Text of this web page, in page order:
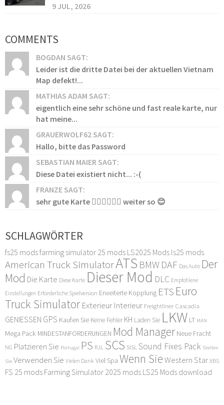
9 JUL, 2026
COMMENTS
BOGDAN SAGT:
Leider ist die dritte Datei bei der aktuellen Vietnam
Map defekt!...
MATHIAS ADAM SAGT:
eigentlich eine sehr schöne und fast reale karte, nur
hat meine...
GRAUERWOLF62 SAGT:
Hallo, bitte das Password
SEBASTIAN MAIER SAGT:
Diese Datei existiert nicht... :-(
FRANZE SAGT:
sehr gute Karte 👍🏻👍🏻👍🏻 weiter so 😊
SCHLAGWÖRTER
fs25 modsfarming simulator 25 mods LS2025 Mods ls25 mods
American Truck SimulatorATS BMW DAF Das Auto Der
Mod Die Karte Diese Karte Dieser Mod DLC Empfohlene
Einstellungen Erforderliche Spielversion Erweiterte Kopplung ETS Euro
Truck Simulator Exterieur Interieur Freightliner Cascadia
GENIESSEN GPS Kaufen Sie Keine Fehler KH Laden Sie LKW LT MAN
Mega Pack MINDESTANFORDERUNGEN Mod Manager Neue Fracht
NG Platzieren Sie Portugal PS RJL SCS SISL Sound Fixes Pack Stellen
Sie Verwenden Sie Vielen Dank Viel Spa Wenn Sie Western Star XBS
FS 25 mods Farming Simulator 2025 mods LS25 Mods download